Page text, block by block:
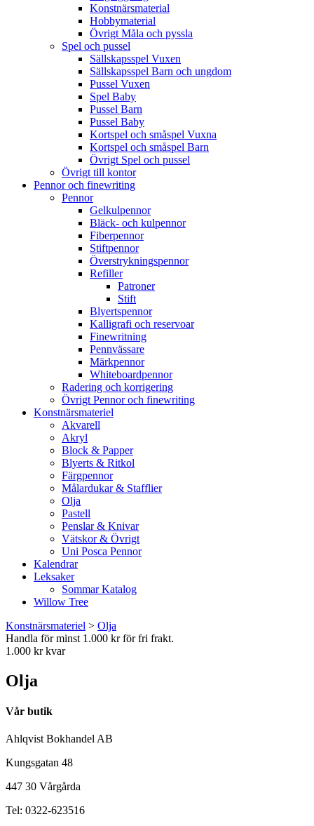
Konstnärsmaterial
Hobbymaterial
Övrigt Måla och pyssla
Spel och pussel
Sällskapsspel Vuxen
Sällskapsspel Barn och ungdom
Pussel Vuxen
Spel Baby
Pussel Barn
Pussel Baby
Kortspel och småspel Vuxna
Kortspel och småspel Barn
Övrigt Spel och pussel
Övrigt till kontor
Pennor och finewriting
Pennor
Gelkulpennor
Bläck- och kulpennor
Fiberpennor
Stiftpennor
Överstrykningspennor
Refiller
Patroner
Stift
Blyertspennor
Kalligrafi och reservoar
Finewritning
Pennvässare
Märkpennor
Whiteboardpennor
Radering och korrigering
Övrigt Pennor och finewriting
Konstnärsmateriel
Akvarell
Akryl
Block & Papper
Blyerts & Ritkol
Färgpennor
Målardukar & Stafflier
Olja
Pastell
Penslar & Knivar
Vätskor & Övrigt
Uni Posca Pennor
Kalendrar
Leksaker
Sommar Katalog
Willow Tree
Konstnärsmateriel > Olja
Handla för minst 1.000 kr för fri frakt.
1.000 kr kvar
Olja
Vår butik
Ahlqvist Bokhandel AB
Kungsgatan 48
447 30 Vårgårda
Tel: 0322-623516